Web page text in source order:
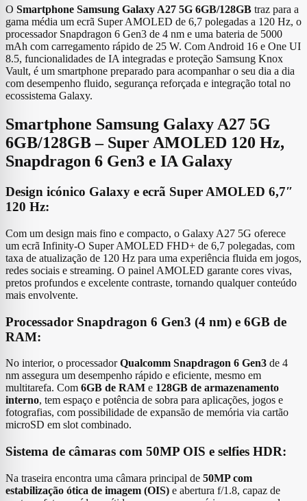
O Smartphone Samsung Galaxy A27 5G 6GB/128GB traz para a
gama média um ecrã Super AMOLED de 6,7 polegadas a 120 Hz, o
processador Snapdragon 6 Gen3 de 4 nm e uma bateria de 5000
mAh com carregamento rápido de 25 W. Com Android 16 e One UI
8.5, funcionalidades de IA integradas e proteção Samsung Knox
Vault, é um smartphone preparado para acompanhar o seu dia a dia
com desempenho fluido, segurança reforçada e integração total no
ecossistema Galaxy.
Smartphone Samsung Galaxy A27 5G
6GB/128GB – Super AMOLED 120 Hz,
Snapdragon 6 Gen3 e IA Galaxy
Design icónico Galaxy e ecrã Super AMOLED 6,7″
120 Hz:
Com um design mais fino e compacto, o Galaxy A27 5G oferece
um ecrã Infinity‑O Super AMOLED FHD+ de 6,7 polegadas, com
taxa de atualização de 120 Hz para uma experiência fluida em jogos,
redes sociais e streaming. O painel AMOLED garante cores vivas,
pretos profundos e excelente contraste, tornando qualquer conteúdo
mais envolvente.
Processador Snapdragon 6 Gen3 (4 nm) e 6GB de
RAM:
No interior, o processadorQualcomm Snapdragon 6 Gen3 de 4
nm assegura um desempenho rápido e eficiente, mesmo em
multitarefa. Com 6GB de RAM e 128GB de armazenamento
interno, tem espaço e potência de sobra para aplicações, jogos e
fotografias, com possibilidade de expansão de memória via cartão
microSD em slot combinado.
Sistema de câmaras com 50MP OIS e selfies HDR:
Na traseira encontra uma câmara principal de 50MP com
estabilização ótica de imagem (OIS) e abertura f/1.8, capaz de